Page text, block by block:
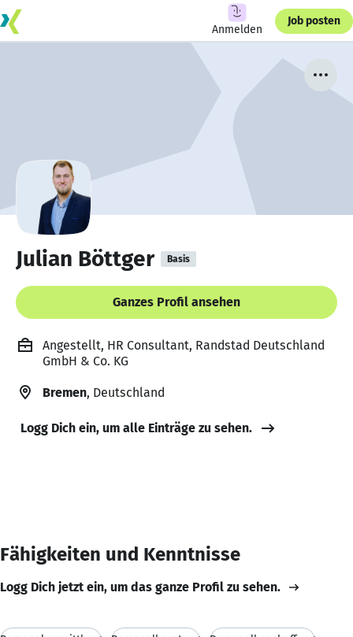
Anmelden
Job posten
Julian Böttger Basis
Ganzes Profil ansehen
Angestellt, HR Consultant, Randstad Deutschland
GmbH & Co. KG
Bremen, Deutschland
Logg Dich ein, um alle Einträge zu sehen.
Fähigkeiten und Kenntnisse
Logg Dich jetzt ein, um das ganze Profil zu sehen.